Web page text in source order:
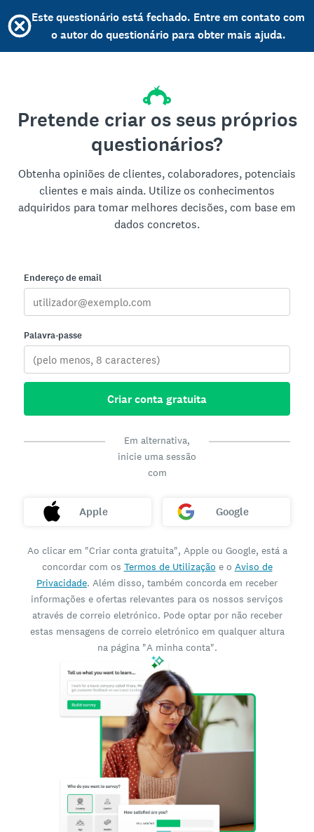
Este questionário está fechado. Entre em contato com
o autor do questionário para obter mais ajuda.
Pretende criar os seus próprios
questionários?
Obtenha opiniões de clientes, colaboradores, potenciais
clientes e mais ainda. Utilize os conhecimentos
adquiridos para tomar melhores decisões, com base em
dados concretos.
Endereço de email
Palavra-passe
Criar conta gratuita
Em alternativa,
inicie uma sessão
com
Apple Google
Ao clicar em "Criar conta gratuita", Apple ou Google, está a
concordar com os Termos de Utilização e o Aviso de
Privacidade. Além disso, também concorda em receber
informações e ofertas relevantes para os nossos serviços
através de correio eletrónico. Pode optar por não receber
estas mensagens de correio eletrónico em qualquer altura
na página "A minha conta".